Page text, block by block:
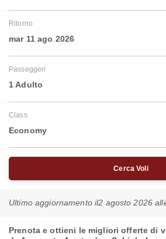
Ritorno
mar 11 ago 2026
Passeggeri
1 Adulto
Class
Economy
Cerca Voli
Ultimo aggiornamento il2 agosto 2026
Prenota e ottieni le migliori offerte di